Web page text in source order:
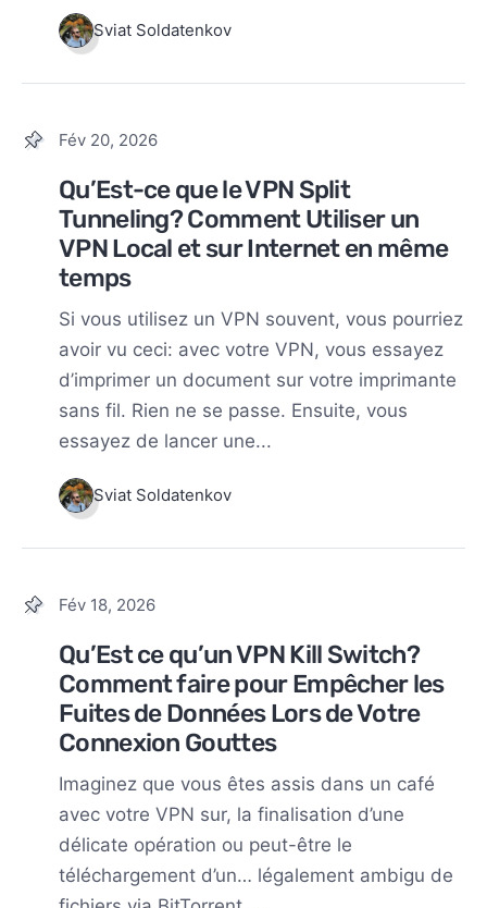
Sviat Soldatenkov
Fév 20, 2026
Qu’Est-ce que le VPN Split
Tunneling? Comment Utiliser un
VPN Local et sur Internet en même
temps
Si vous utilisez un VPN souvent, vous pourriez
avoir vu ceci: avec votre VPN, vous essayez
d’imprimer un document sur votre imprimante
sans fil. Rien ne se passe. Ensuite, vous
essayez de lancer une...
Sviat Soldatenkov
Fév 18, 2026
Qu’Est ce qu’un VPN Kill Switch?
Comment faire pour Empêcher les
Fuites de Données Lors de Votre
Connexion Gouttes
Imaginez que vous êtes assis dans un café
avec votre VPN sur, la finalisation d’une
délicate opération ou peut-être le
téléchargement d’un… légalement ambigu de